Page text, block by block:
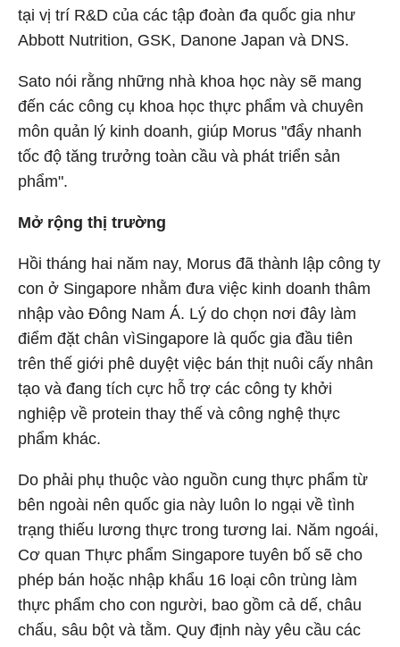
tại vị trí R&D của các tập đoàn đa quốc gia như
Abbott Nutrition, GSK, Danone Japan và DNS.
Sato nói rằng những nhà khoa học này sẽ mang
đến các công cụ khoa học thực phẩm và chuyên
môn quản lý kinh doanh, giúp Morus "đẩy nhanh
tốc độ tăng trưởng toàn cầu và phát triển sản
phẩm".
Mở rộng thị trường
Hồi tháng hai năm nay, Morus đã thành lập công ty
con ở Singapore nhằm đưa việc kinh doanh thâm
nhập vào Đông Nam Á. Lý do chọn nơi đây làm
điểm đặt chân vìSingapore là quốc gia đầu tiên
trên thế giới phê duyệt việc bán thịt nuôi cấy nhân
tạo và đang tích cực hỗ trợ các công ty khởi
nghiệp về protein thay thế và công nghệ thực
phẩm khác.
Do phải phụ thuộc vào nguồn cung thực phẩm từ
bên ngoài nên quốc gia này luôn lo ngại về tình
trạng thiếu lương thực trong tương lai. Năm ngoái,
Cơ quan Thực phẩm Singapore tuyên bố sẽ cho
phép bán hoặc nhập khẩu 16 loại côn trùng làm
thực phẩm cho con người, bao gồm cả dế, châu
chấu, sâu bột và tằm. Quy định này yêu cầu các